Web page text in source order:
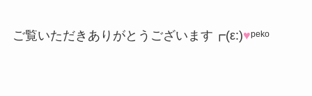
ご覧いただきありがとうございます┏(ε:)♥︎ᵖᵉᵏᵒ